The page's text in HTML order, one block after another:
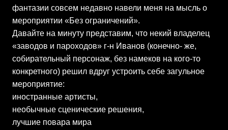
фантазии совсем недавно навели меня на мысль о
мероприятии «Без ограничений».
Давайте на минуту представим, что некий владелец
«заводов и пароходов» г-н Иванов (конечно- же,
собирательный персонаж, без намеков на кого-то
конкретного) решил вдруг устроить себе загульное
мероприятие:
иностранные артисты,
необычные сценические решения,
лучшие повара мира